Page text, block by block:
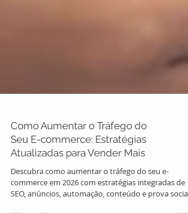
Como Aumentar o Tráfego do
Atualizadas para Vender Mais
Descubra como aumentar o tráfego do seu e-